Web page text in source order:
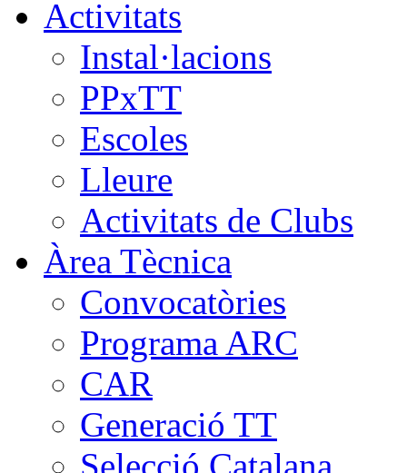
Activitats
Instal·lacions
PPxTT
Escoles
Lleure
Activitats de Clubs
Àrea Tècnica
Convocatòries
Programa ARC
CAR
Generació TT